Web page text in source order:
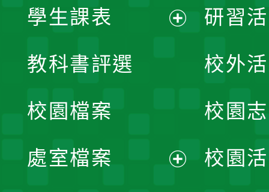
學生課表
單
教科書評選
校園檔案
處室檔案
研習
校外
校園
校園